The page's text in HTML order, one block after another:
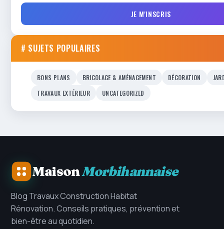
JE M'INSCRIS
# SUJETS POPULAIRES
BONS PLANS BRICOLAGE & AMÉNAGEMENT DÉCORATION
TRAVAUX EXTÉRIEUR
UNCATEGORIZED
MaisonMorbihannaise
Blog Travaux Construction Habitat
Rénovation. Conseils pratiques, prévention et
bien-être au quotidien.